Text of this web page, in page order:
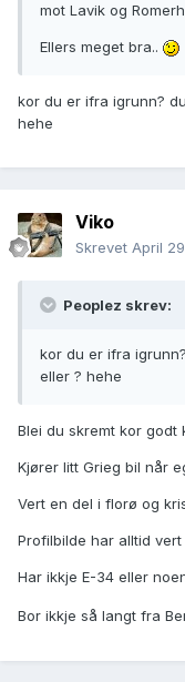
mot Lavik og
Ellers meget bra..
kor du er ifra igrunn?
hehe
Viko
Skrevet April
Peoplez skrev:
kor du er ifra
eller ? hehe
Blei du skremt kor godt
Kjører litt Grieg bil når
Vert en del i florø og
Profilbilde har alltid vert
Har ikkje E-34 eller
Bor ikkje så langt fra